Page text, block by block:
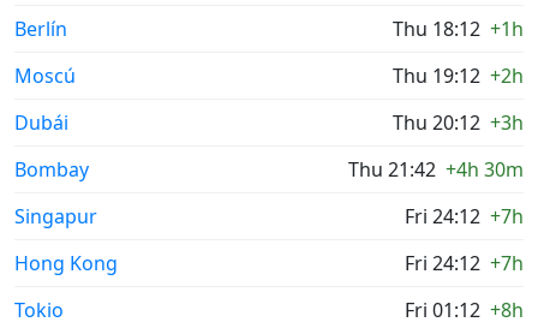
Berlín
Thu 18:12 +1h
Moscú
Thu 19:12 +2h
Dubái
Thu 20:12 +3h
Bombay
Thu 21:42 +4h 30m
Singapur
Fri 24:12 +7h
Hong Kong
Fri 24:12 +7h
Tokio
Fri 01:12 +8h